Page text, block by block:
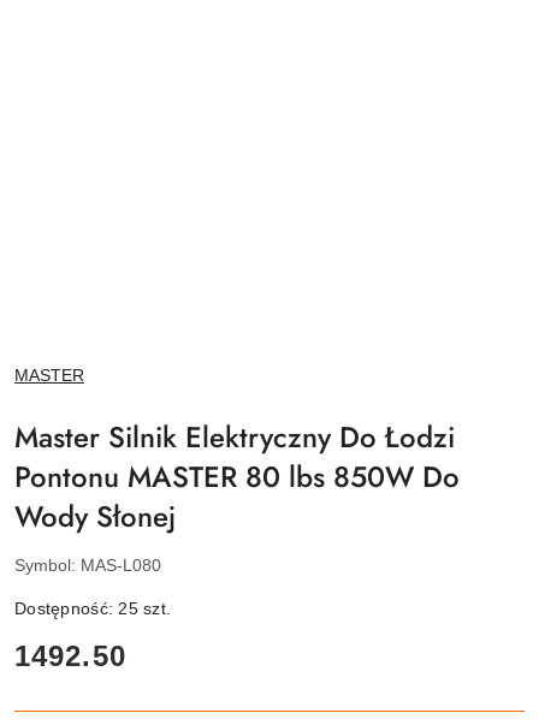
NAZWA
PRODUCENTA:
MASTER
Master Silnik Elektryczny Do Łodzi
Pontonu MASTER 80 lbs 850W Do
Wody Słonej
Symbol: MAS-L080
Dostępność: 25szt.
cena:
1492.50